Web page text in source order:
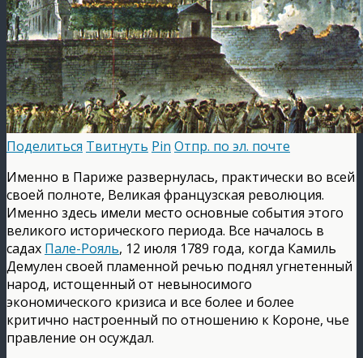
Поделиться Твитнуть Pin Отпр. по эл. почте
Именно в Париже развернулась, практически во всей
своей полноте, Великая французская революция.
Именно здесь имели место основные события этого
великого исторического периода. Все началось в
садах Пале-Рояль, 12 июля 1789 года, когда Камиль
Демулен своей пламенной речью поднял угнетенный
народ, истощенный от невыносимого
экономического кризиса и все более и более
критично настроенный по отношению к Короне, чье
правление он осуждал.